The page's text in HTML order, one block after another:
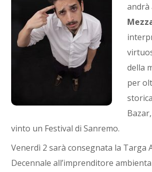
andrà
della
per
vinto un Festival di Sanremo.
Venerdì 2 sarà consegnata la Targa
Decennale all’imprenditore